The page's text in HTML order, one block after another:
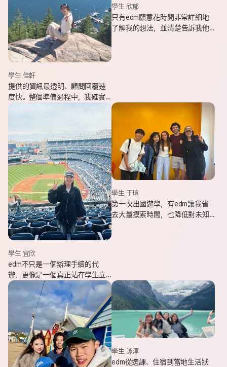
學生 佳軒
提供的資訊最透明、顧問回覆速
度快。整個準備過程中，我確實
也感受到edm的用心與專業。抵
學生 欣郁
只有edm願意花時間非常詳細地
了解我的想法，並清楚告訴我他
學生 宜欣
edm不只是一個辦理手續的代
辦，更像是一個真正站在學生立
場、陪伴並支持你完成留遊學夢
想的夥伴。這也是我會想推薦
edm的原因。
學生 于瑄
第一次出國遊學，有edm讓我省
去大量摸索時間，也降低對未知
學生 詠淳
edm從選課、住宿到當地生活狀